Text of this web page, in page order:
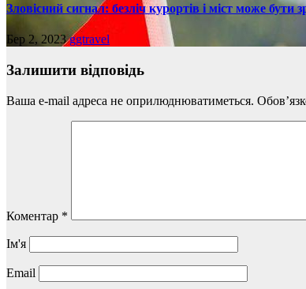
Зловісний сигнал: безліч курортів і міст може бути
Бер 2, 2023ggtravel
Залишити відповідь
Ваша e-mail адреса не оприлюднюватиметься.
Коментар *
Ім'я
Email